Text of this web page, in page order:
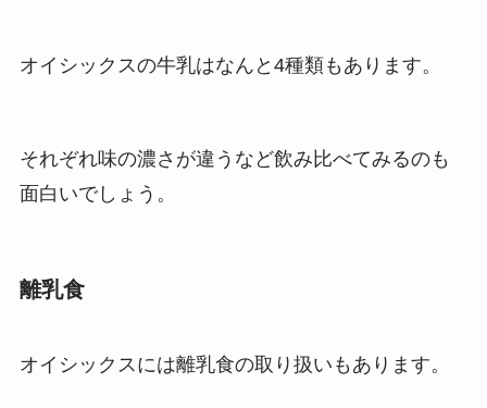
オイシックスの牛乳はなんと4種類もあります。
それぞれ味の濃さが違うなど飲み比べてみるのも
面白いでしょう。
離乳食
オイシックスには離乳食の取り扱いもあります。